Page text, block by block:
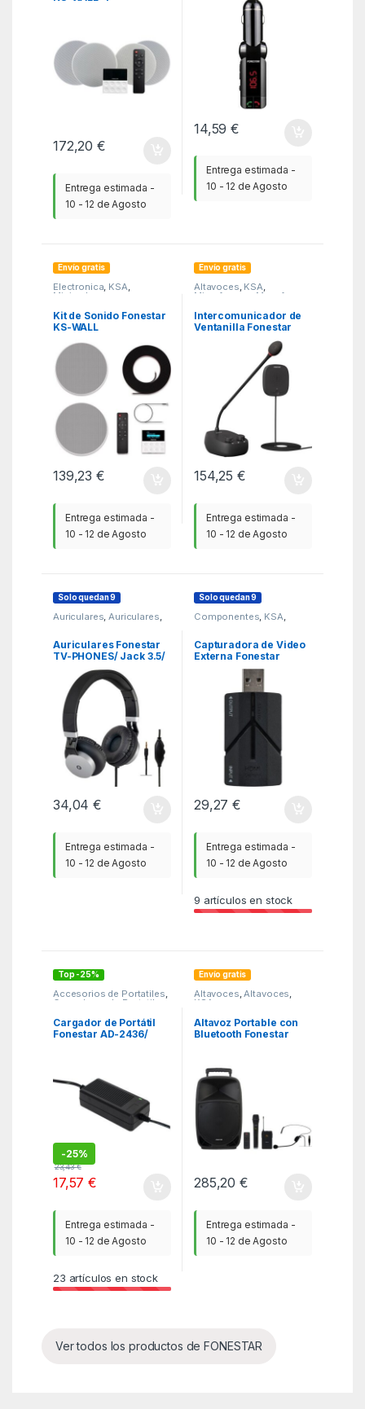
172,20€
Entrega estimada -
10 - 12 de Agosto
14,59€
Entrega estimada -
10 - 12 de Agosto
Envío gratis
Electronica, KSA,
Minicadenas
Kit de Sonido Fonestar
KS-WALL
139,23€
Entrega estimada -
10 - 12 de Agosto
Envío gratis
Altavoces, KSA,
Microfonos y Megafonos
Intercomunicador de
Ventanilla Fonestar
154,25€
Entrega estimada -
10 - 12 de Agosto
Solo quedan 9
Auriculares Auriculares
Auriculares Fonestar
TV-PHONES/ Jack 3.5/
Negros
34,04€
Entrega estimada -
10 - 12 de Agosto
Solo quedan 9
Componentes KSA
Tarjetas sintonizadoras y
Capturadora de Video
Externa Fonestar
HDMI-CAPTURE/ USB
29,27€
Entrega estimada -
10 - 12 de Agosto
9 artículos en stock
Top -25%
Accesorios de Portatiles,
Cargadores de Portatil
Cargador de Portátil
Fonestar AD-2436/
-25%
23,43€
17,57€
Entrega estimada -
10 - 12 de Agosto
23 artículos en stock
Envío gratis
Altavoces,Altavoces,
KSA
Altavoz Portable con
Bluetooth Fonestar
285,20€
Entrega estimada -
10 - 12 de Agosto
Ver todos los productos de FONESTAR